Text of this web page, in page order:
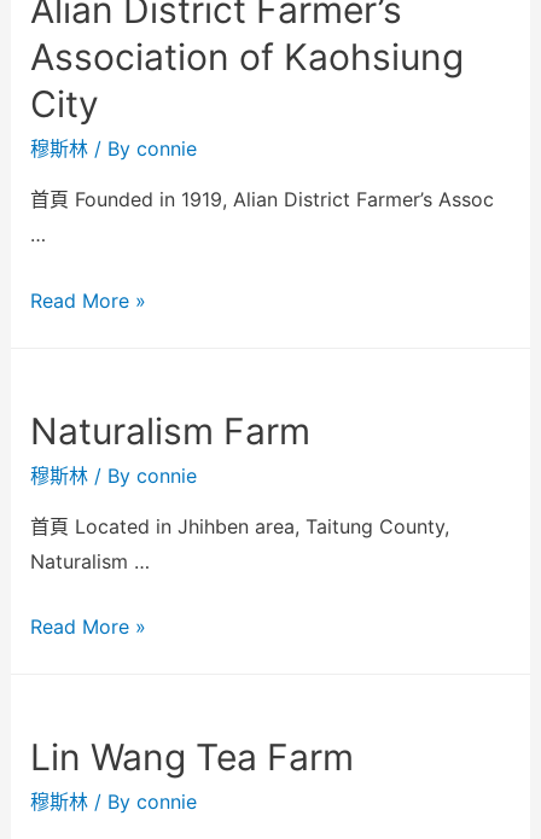
Alian District Farmer’s
Association of Kaohsiung
City
穆斯林/ By connie
首頁 Founded in 1919, Alian District Farmer’s Assoc
…
Read More »
Naturalism Farm
穆斯林/ By connie
首頁 Located in Jhihben area, Taitung County,
Naturalism …
Read More »
Lin Wang Tea Farm
穆斯林/ By connie